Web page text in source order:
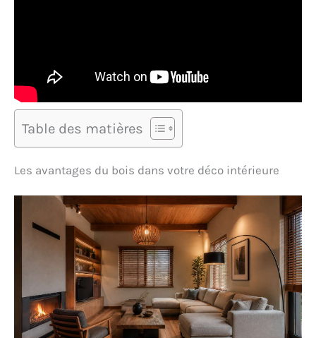
Table des matières
Les avantages du bois dans votre déco intérieure